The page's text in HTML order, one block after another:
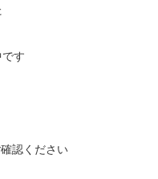
す
認ください